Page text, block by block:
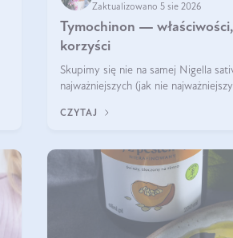
Zaktualizowano 5 sie 2026
Tymochinon —
korzyści
Skupimy się nie na samej Nigella
najważniejszych (jak nie
CZYTAJ